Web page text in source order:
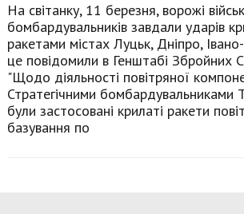
На світанку, 11 березня, ворожі
бомбардувальників завдали ударів
ракетами містах Луцьк, Дніпро,
це повідомили в Генштабі Збройних
"Щодо діяльності повітряної
Стратегічними
були застосовані крилаті ракети
базування по